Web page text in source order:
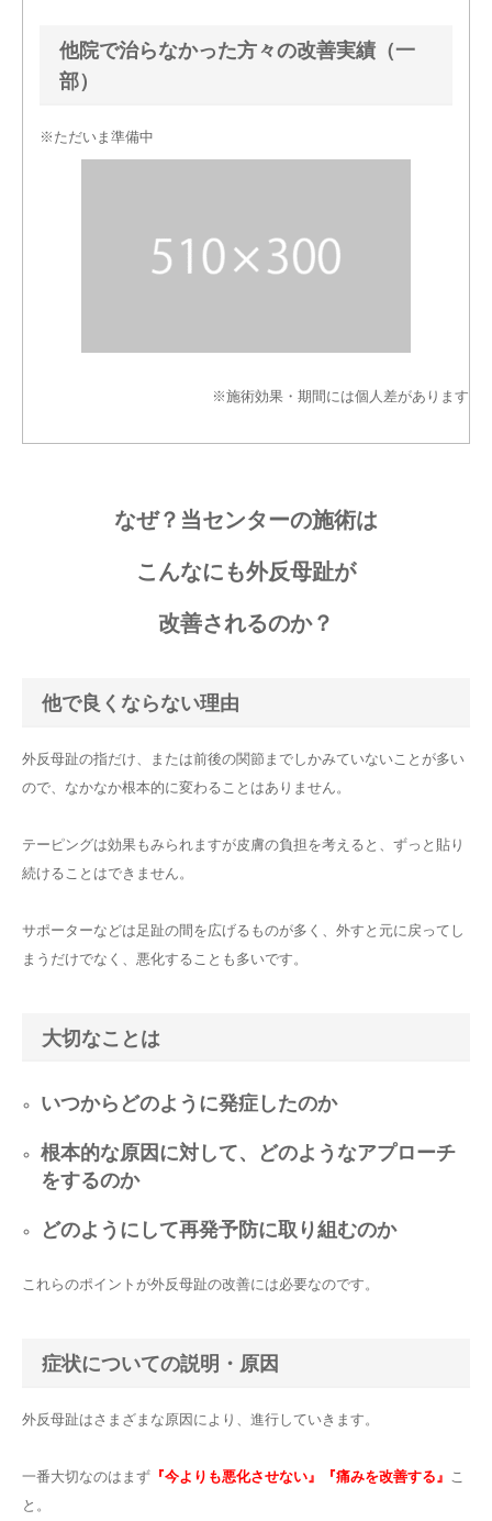
他院で治らなかった方々の改善実績（一
部）
※ただいま準備中
※施術効果・期間には個人差があります
なぜ？当センターの施術は
こんなにも外反母趾が
改善されるのか？
他で良くならない理由
外反母趾の指だけ、または前後の関節までしかみていないことが多い
ので、なかなか根本的に変わることはありません。
テーピングは効果もみられますが皮膚の負担を考えると、ずっと貼り
続けることはできません。
サポーターなどは足趾の間を広げるものが多く、外すと元に戻ってし
まうだけでなく、悪化することも多いです。
大切なことは
いつからどのように発症したのか
根本的な原因に対して、どのようなアプローチ
をするのか
どのようにして再発予防に取り組むのか
これらのポイントが外反母趾の改善には必要なのです。
症状についての説明・原因
外反母趾はさまざまな原因により、進行していきます。
一番大切なのはまず 『今よりも悪化させない』『痛みを改善する』
こ
と。